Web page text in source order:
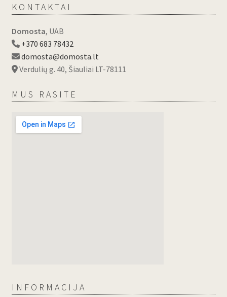
KONTAKTAI
Domosta, UAB
+370 683 78432
domosta@domosta.lt
Verdulių g. 40, Šiauliai LT-78111
MUS RASITE
INFORMACIJA